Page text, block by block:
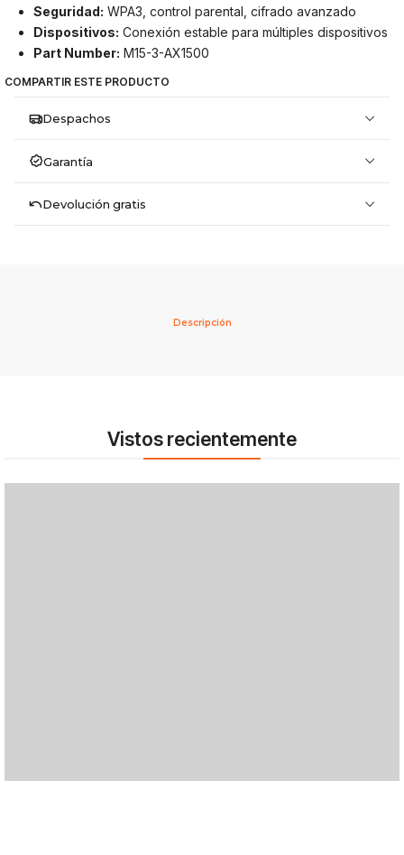
Seguridad: WPA3, control parental, cifrado avanzado
Dispositivos: Conexión estable para múltiples dispositivos
Part Number: M15-3-AX1500
COMPARTIR ESTE PRODUCTO
Despachos
Garantía
Devolución gratis
Descripción
Vistos recientemente